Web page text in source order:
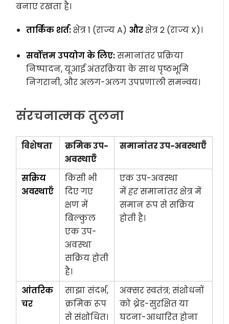
बनाए रखता है।
तार्किक शर्त:क्षेत्र 1 (राज्य A) औरक्षेत्र 2 (राज्य X)।
सर्वोत्तम उपयोग के लिए:समानांतर प्रक्रिया
निष्पादन, यूआई अंतरक्रिया के साथ पृष्ठभूमि
निगरानी, और अलग-अलग उपप्रणाली समन्वय।
संरचनात्मक तुलना
विशेषता
क्रमिक उप-
अवस्थाएँ
समानांतर उप-अवस्थाएँ
सक्रिय
अवस्थाएँ
किसी भी
दिए गए
क्षण में
बिल्कुल
एक उप-
अवस्था
सक्रिय होती
है।
एक उप-अवस्था
मेंहरसमानांतर क्षेत्र में
समान रूप से सक्रिय
होती है।
आंतरिक
चर
साझा संदर्भ,
क्रमिक रूप
से संशोधित।
अक्सर स्वतंत्र; संशोधनों
को थ्रेड-सुरक्षित या
घटना-आधारित होना